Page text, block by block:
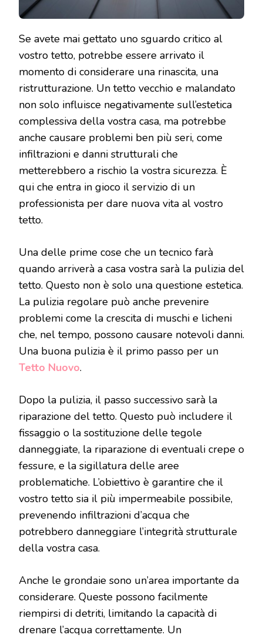
Se avete mai gettato uno sguardo critico al
vostro tetto, potrebbe essere arrivato il
momento di considerare una rinascita, una
ristrutturazione. Un tetto vecchio e malandato
non solo influisce negativamente sull’estetica
complessiva della vostra casa, ma potrebbe
anche causare problemi ben più seri, come
infiltrazioni e danni strutturali che
metterebbero a rischio la vostra sicurezza. È
qui che entra in gioco il servizio di un
professionista per dare nuova vita al vostro
tetto.
Una delle prime cose che un tecnico farà
quando arriverà a casa vostra sarà la pulizia del
tetto. Questo non è solo una questione estetica.
La pulizia regolare può anche prevenire
problemi come la crescita di muschi e licheni
che, nel tempo, possono causare notevoli danni.
Una buona pulizia è il primo passo per un
Tetto Nuovo.
Dopo la pulizia, il passo successivo sarà la
riparazione del tetto. Questo può includere il
fissaggio o la sostituzione delle tegole
danneggiate, la riparazione di eventuali crepe o
fessure, e la sigillatura delle aree
problematiche. L’obiettivo è garantire che il
vostro tetto sia il più impermeabile possibile,
prevenendo infiltrazioni d’acqua che
potrebbero danneggiare l’integrità strutturale
della vostra casa.
Anche le grondaie sono un’area importante da
considerare. Queste possono facilmente
riempirsi di detriti, limitando la capacità di
drenare l’acqua correttamente. Un